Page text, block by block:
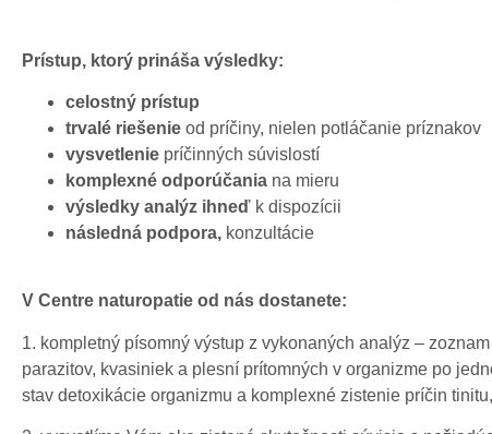
Prístup, ktorý prináša výsledky:
celostný prístup
trvalé riešenie od príčiny, nielen potláčanie príznakov
vysvetlenie príčinných súvislostí
komplexné odporúčania na mieru
výsledky analýz ihneď k dispozícii
následná podpora, konzultácie
V Centre naturopatie od nás dostanete:
1. kompletný písomný výstup z vykonaných analýz –
parazitov, kvasiniek a plesní prítomných v organizme po
stav detoxikácie organizmu a komplexné zistenie príčin tinitu,